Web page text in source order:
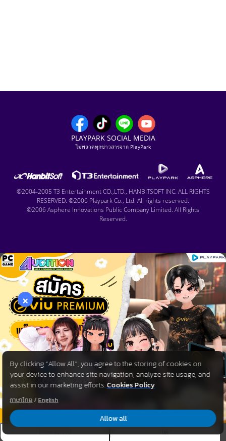
PLAYPARK SOCIAL MEDIA
ไม่พลาดทุกข่าวสารจาก PlayPark
©2004-2005 T3 Entertainment CO.,LTD., HANBITSOFT INC. ALL RIGHTS
RESERVED. ©2006 Playpark Co., Ltd. All rights reserved.
©2006 Asphere Innovations Public Company Limited. All Rights
Reserved.
ปิด
ไม่แสดงอีกวันนี้
×
By clicking “Allow All”, you agree to the storing of cookies on
your device to enhance site navigation, analyze site usage, and
assist in our marketing efforts.Cookies Policy
ภาษาไทย/ English
Allow all